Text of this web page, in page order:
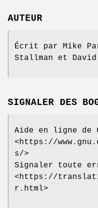
AUTEUR
Écrit par Mike
Stallman et David
SIGNALER DES
Aide en ligne de
<https://
s/>
Signaler toute
<https://
r.html>